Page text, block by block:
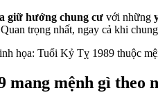
giữ hướng chung cư với những
trọng nhất, ngay cả khi
họa: Tuổi Kỷ Tỵ 1989 thuộc
mang mệnh gì theo